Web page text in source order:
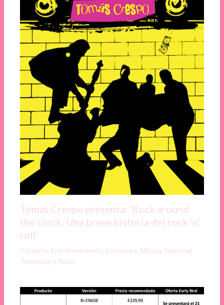
Tomás Crespo presenta: ‘Rock around
the clock: Una breve historia del rock ‘n’
roll’
Cataluña, Entretenimiento, Literatura, Música, Nacional,
Televisión y Radio